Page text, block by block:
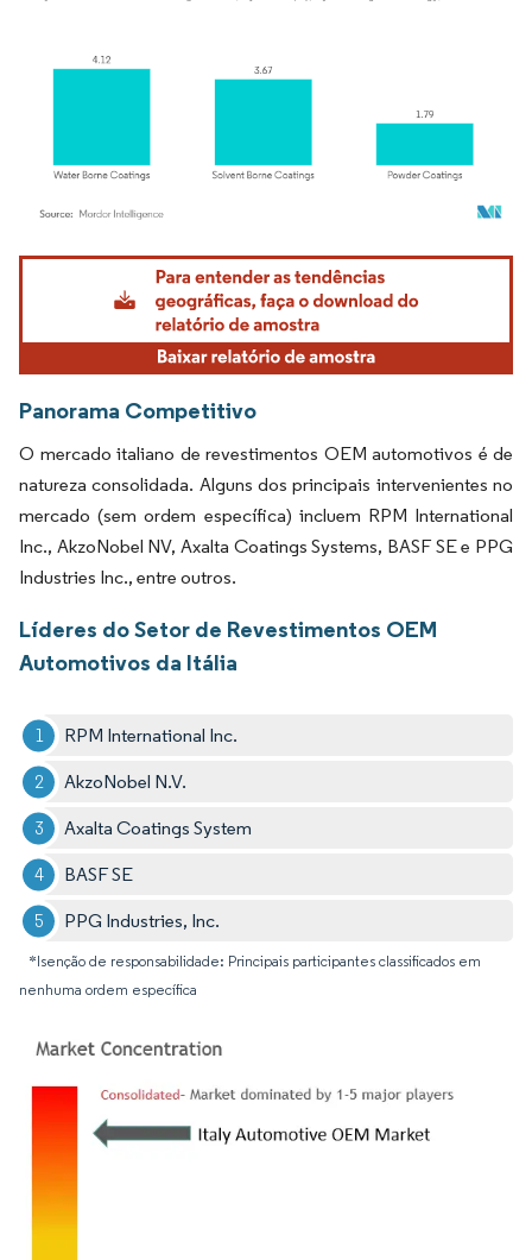
Imagem © Mordor Intelligence. O reuso requer atribuição conforme CC BY 4.0.
Panorama Competitivo
O mercado italiano de revestimentos OEM automotivos é de
natureza consolidada. Alguns dos principais intervenientes no
mercado (sem ordem específica) incluem RPM International
Inc., AkzoNobel NV, Axalta Coatings Systems, BASF SE e PPG
Industries Inc., entre outros.
Líderes do Setor de Revestimentos OEM
Automotivos da Itália
RPM International Inc.
AkzoNobel N.V.
Axalta Coatings System
BASF SE
PPG Industries, Inc.
*Isenção de responsabilidade: Principais participantes classificados em
nenhuma ordem específica